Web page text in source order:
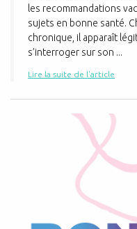
les recommandations
sujets en bonne santé.
chronique, il apparaît
s’interroger sur son ...
Lire la suite de l'article